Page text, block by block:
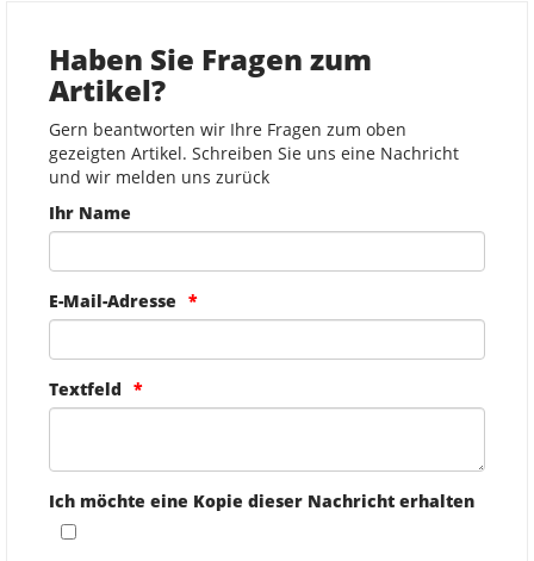
Haben Sie Fragen zum
Artikel?
Gern beantworten wir Ihre Fragen zum oben
gezeigten Artikel. Schreiben Sie uns eine Nachricht
und wir melden uns zurück
Ihr Name
E-Mail-Adresse
Textfeld
Ich möchte eine Kopie dieser Nachricht erhalten